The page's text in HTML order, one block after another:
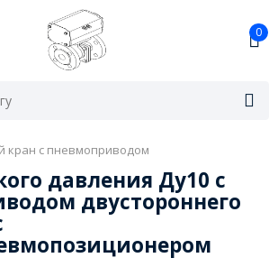
0
кран с пневмоприводом
давления Ду10 с
двустороннего